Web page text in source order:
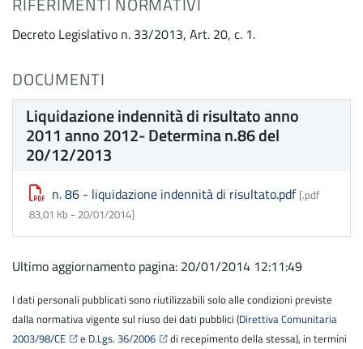
Decreto Legislativo n. 33/2013, Art. 20, c. 1.
DOCUMENTI
Liquidazione indennità di risultato anno
2011 anno 2012- Determina n.86 del
20/12/2013
n. 86 - liquidazione indennità di risultato.pdf [.pdf
83,01 Kb - 20/01/2014]
Ultimo aggiornamento pagina: 20/01/2014 12:11:49
I dati personali pubblicati sono riutilizzabili solo alle condizioni previste
dalla normativa vigente sul riuso dei dati pubblici (Direttiva Comunitaria
2003/98/CE
e D.Lgs. 36/2006
di recepimento della stessa), in termini